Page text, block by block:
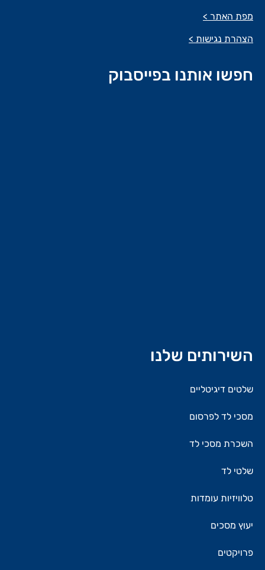
מפת האתר >
הצהרת נגישות >
חפשו אותנו בפייסבוק
השירותים שלנו
שלטים דיגיטליים
מסכי לד לפרסום
השכרת מסכי לד
שלטי לד
טלוויזיות עומדות
יעוץ מסכים
פרויקטים